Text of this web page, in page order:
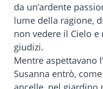
da un’ardente
lume della ragione,
non vedere il Cielo
giudizi.
Mentre aspettavano
Susanna entrò,